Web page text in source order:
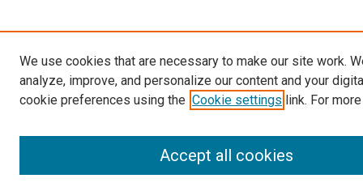
We use cookies that are necessary to make our site work.
analyze, improve, and personalize our content and your
cookie preferences using the Cookie settings link. For
Accept all cookies